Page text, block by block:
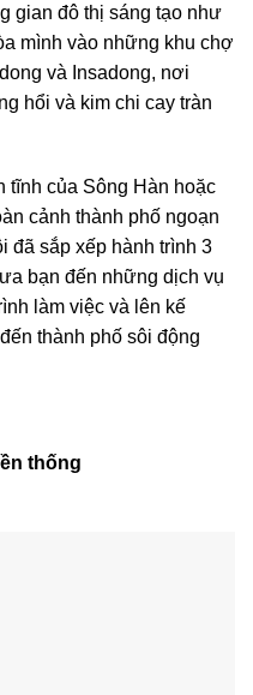
gian đô thị sáng tạo như
mình vào những khu chợ
và Insadong, nơi
hổi và kim chi cay tràn
tĩnh của Sông Hàn hoặc
cảnh thành phố ngoạn
đã sắp xếp hành trình 3
bạn đến những dịch vụ
làm việc và lên kế
thành phố sôi động
thống